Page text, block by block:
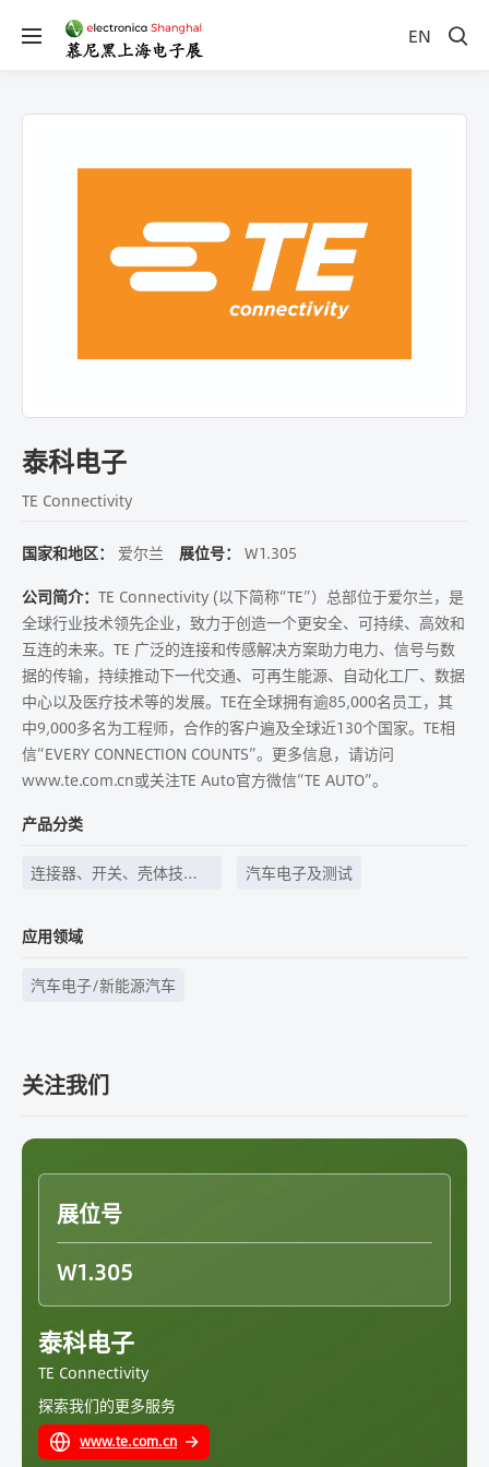
EN
泰科电子
TE Connectivity
国家和地区： 爱尔兰 展位号： W1.305
公司简介： TE Connectivity (以下简称“TE”）总部位于爱尔兰，是
全球行业技术领先企业，致力于创造一个更安全、可持续、高效和
互连的未来。TE 广泛的连接和传感解决方案助力电力、信号与数
据的传输，持续推动下一代交通、可再生能源、自动化工厂、数据
中心以及医疗技术等的发展。TE在全球拥有逾85,000名员工，其
中9,000多名为工程师，合作的客户遍及全球近130个国家。TE相
信“EVERY CONNECTION COUNTS”。更多信息，请访问
www.te.com.cn或关注TE Auto官方微信“TE AUTO”。
产品分类
连接器、开关、壳体技
汽车电子及测试
应用领域
汽车电子/新能源汽车
关注我们
展位号
W1.305
泰科电子
TE Connectivity
探索我们的更多服务
www.te.com.cn